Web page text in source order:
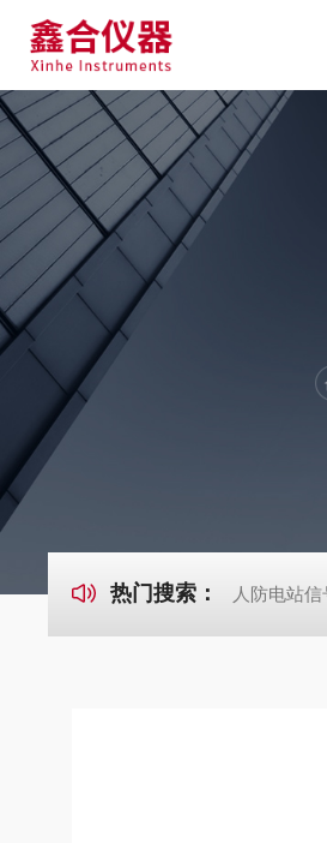
热门搜索： 人防电站